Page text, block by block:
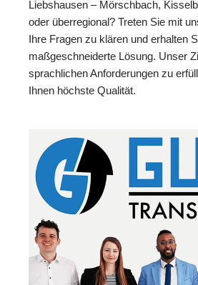
Liebshausen – Mörschbach,
oder überregional? Treten Sie mit
Ihre Fragen zu klären und erhalten
maßgeschneiderte Lösung. Unser
sprachlichen Anforderungen zu
Ihnen höchste Qualität.